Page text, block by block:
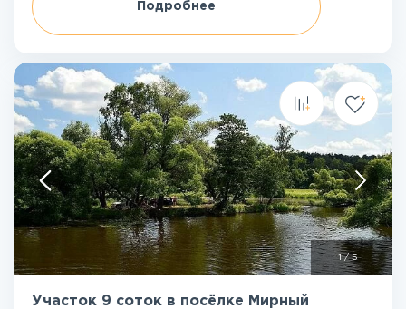
Подробнее
1/5
Участок 9 соток в посёлке Мирный